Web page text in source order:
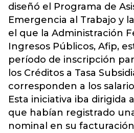
diseñó el Programa de
Emergencia al Trabajo y
el que la Administración
Ingresos Públicos, Afip,
período de inscripción
los Créditos a Tasa
corresponden a los
Esta iniciativa iba dirigida
que habían registrado
nominal en su